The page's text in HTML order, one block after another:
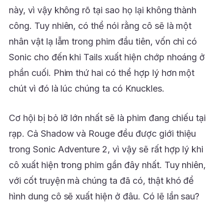
này, vì vậy không rõ tại sao họ lại không thành
công. Tuy nhiên, có thể nói rằng cô sẽ là một
nhân vật lạ lẫm trong phim đầu tiên, vốn chỉ có
Sonic cho đến khi Tails xuất hiện chớp nhoáng ở
phần cuối. Phim thứ hai có thể hợp lý hơn một
chút vì đó là lúc chúng ta có Knuckles.
Cơ hội bị bỏ lỡ lớn nhất sẽ là phim đang chiếu tại
rạp. Cả Shadow và Rouge đều được giới thiệu
trong Sonic Adventure 2, vì vậy sẽ rất hợp lý khi
cô xuất hiện trong phim gần đây nhất. Tuy nhiên,
với cốt truyện mà chúng ta đã có, thật khó để
hình dung cô sẽ xuất hiện ở đâu. Có lẽ lần sau?